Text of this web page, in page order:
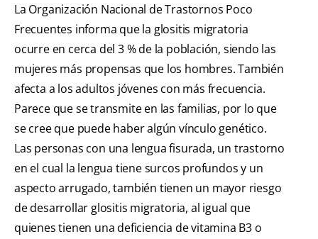
La Organización Nacional de Trastornos Poco
Frecuentes informa que la glositis migratoria
ocurre en cerca del 3 % de la población, siendo las
mujeres más propensas que los hombres. También
afecta a los adultos jóvenes con más frecuencia.
Parece que se transmite en las familias, por lo que
se cree que puede haber algún vínculo genético.
Las personas con una lengua fisurada, un trastorno
en el cual la lengua tiene surcos profundos y un
aspecto arrugado, también tienen un mayor riesgo
de desarrollar glositis migratoria, al igual que
quienes tienen una deficiencia de vitamina B3 o